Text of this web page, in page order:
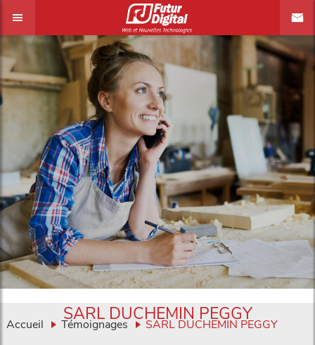
Accueil Témoignages SARL DUCHEMIN PEGGY
SARL DUCHEMIN PEGGY